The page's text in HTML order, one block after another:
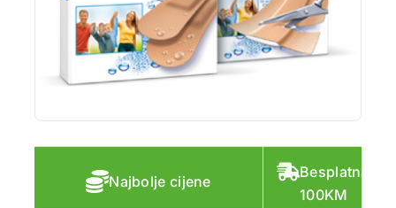
Najbolje cijene
Besplatna
100KM